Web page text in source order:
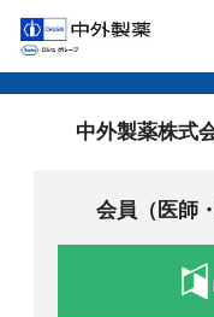
中外製薬株式
会員（医師